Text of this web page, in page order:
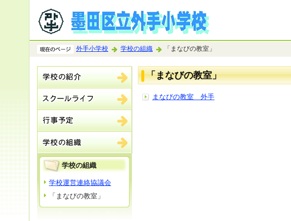
外手小学校 学校の組織 「まなびの教室」
学校の組織
学校運営連絡協議会
「まなびの教室」
「まなびの教室」
まなびの教室 外手